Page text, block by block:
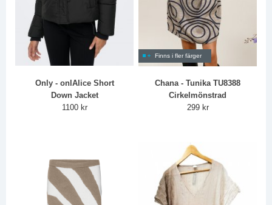
Only - onlAlice Short
Down Jacket
1100 kr
Finns i fler färger
Chana - Tunika TU8388
Cirkelmönstrad
299 kr